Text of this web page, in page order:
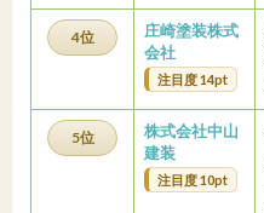
4位
庄崎塗装株式
会社
注目度 14pt
5位
株式会社中山
建装
注目度 10pt